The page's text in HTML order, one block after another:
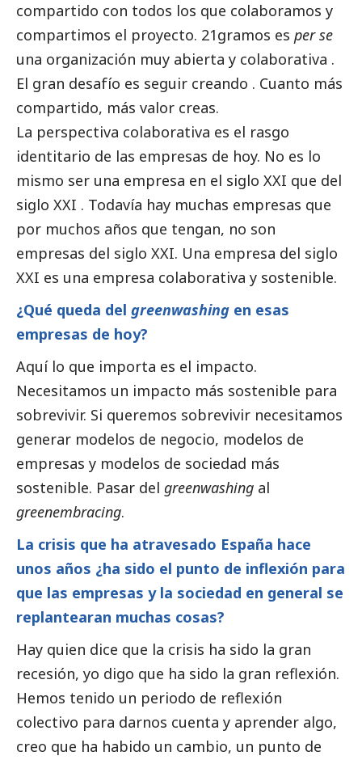
compartido con todos los que colaboramos y
compartimos el proyecto. 21gramos es per se
una organización muy abierta y colaborativa .
El gran desafío es seguir creando . Cuanto más
compartido, más valor creas.
La perspectiva colaborativa es el rasgo
identitario de las empresas de hoy. No es lo
mismo ser una empresa en el siglo XXI que del
siglo XXI . Todavía hay muchas empresas que
por muchos años que tengan, no son
empresas del siglo XXI. Una empresa del siglo
XXI es una empresa colaborativa y sostenible.
¿Qué queda del greenwashing en esas
empresas de hoy?
Aquí lo que importa es el impacto.
Necesitamos un impacto más sostenible para
sobrevivir. Si queremos sobrevivir necesitamos
generar modelos de negocio, modelos de
empresas y modelos de sociedad más
sostenible. Pasar del greenwashing al
greenembracing.
La crisis que ha atravesado España hace
unos años ¿ha sido el punto de inflexión para
que las empresas y la sociedad en general se
replantearan muchas cosas?
Hay quien dice que la crisis ha sido la gran
recesión, yo digo que ha sido la gran reflexión.
Hemos tenido un periodo de reflexión
colectivo para darnos cuenta y aprender algo,
creo que ha habido un cambio, un punto de